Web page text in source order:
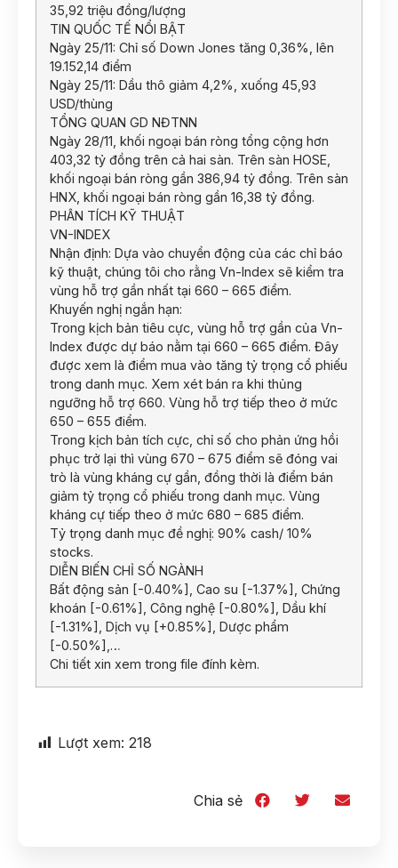
35,92 triệu đồng/lượng
TIN QUỐC TẾ NỔI BẬT
Ngày 25/11: Chỉ số Down Jones tăng 0,36%, lên
19.152,14 điểm
Ngày 25/11: Dầu thô giảm 4,2%, xuống 45,93
USD/thùng
TỔNG QUAN GD NĐTNN
Ngày 28/11, khối ngoại bán ròng tổng cộng hơn
403,32 tỷ đồng trên cả hai sàn. Trên sàn HOSE,
khối ngoại bán ròng gần 386,94 tỷ đồng. Trên sàn
HNX, khối ngoại bán ròng gần 16,38 tỷ đồng.
PHÂN TÍCH KỸ THUẬT
VN-INDEX
Nhận định: Dựa vào chuyển động của các chỉ báo
kỹ thuật, chúng tôi cho rằng Vn-Index sẽ kiểm tra
vùng hỗ trợ gần nhất tại 660 – 665 điểm.
Khuyến nghị ngắn hạn:
Trong kịch bản tiêu cực, vùng hỗ trợ gần của Vn-
Index được dự báo nằm tại 660 – 665 điểm. Đây
được xem là điểm mua vào tăng tỷ trọng cổ phiếu
trong danh mục. Xem xét bán ra khi thủng
ngưỡng hỗ trợ 660. Vùng hỗ trợ tiếp theo ở mức
650 – 655 điểm.
Trong kịch bản tích cực, chỉ số cho phản ứng hồi
phục trở lại thì vùng 670 – 675 điểm sẽ đóng vai
trò là vùng kháng cự gần, đồng thời là điểm bán
giảm tỷ trọng cổ phiếu trong danh mục. Vùng
kháng cự tiếp theo ở mức 680 – 685 điểm.
Tỷ trọng danh mục đề nghị: 90% cash/ 10%
stocks.
DIỄN BIẾN CHỈ SỐ NGÀNH
Bất động sản [-0.40%], Cao su [-1.37%], Chứng
khoán [-0.61%], Công nghệ [-0.80%], Dầu khí
[-1.31%], Dịch vụ [+0.85%], Dược phẩm
[-0.50%],…
Chi tiết xin xem trong file đính kèm.
Lượt xem: 218
Chia sẻ